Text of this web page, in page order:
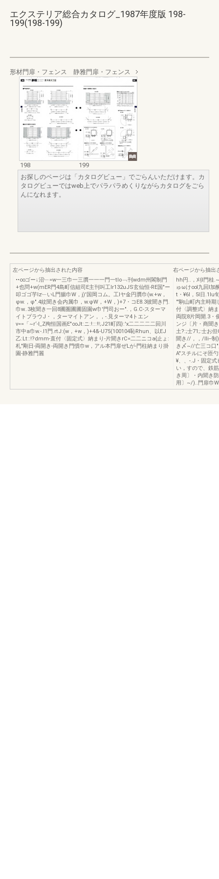
エクステリア総合カタログ_1987年度版 198-
199(198-199)
形材門扉・フェンス 静雅門扉・フェンス
198
199
お探しのページは「カタログビュー」でごらんいただけます。カ
タログビューではweb上でパラパラめくりながらカタログをごら
んになれます。
左ページから抽出された内容
••∞ゴー↓沼﹂=w一三巾一三贋一一一門一tlo﹁刊wdm州閣制門
+也問+w(mER門4島町信組司E主刊叫工lr132uJS玄仙恒-RE国"ー
叩ゴゴ芋lz﹂いL門腸巾W，j)'国岡コム。工lヤ金円贋巾(w.+w，
φw.，φ".4紋聞き会内属巾，w.φW，+W，)+7・コE8.3彼聞き門.
巾w..3枚聞き一回8圃圏圃圃固園w巾'門司おー".，G.C-スターマ
イトプラウJ・，ターマイトアン，，-.見ターマ4トエン
v==「~r‘-l_Z殉恒国画E"∞Jt:ニ:!:::!!;J21町四}:'x二二二二二回川
市中a巾w.-.l1門.rtJ:(w，+w，)+4&-U75(100104恥Rhun、以EJ
乙:Lt::!?dmm-直付〈固定式〉納まり-片聞きrC=二二ニコa{止ょ:
札"剛日-両開き-両開き門慣巾w，アル本門扉ぜLが-門柱納まり掛
園-静雅門麗
右ページから抽出
hh円..，刈l門桂
ゅωけ∞l九回l加
t・¥6I，5l日.1Iu
'"駒山町内主時期
付〈調整式〉納
両院8片岡開.3・
ンジ〔片・商聞
土?:;士71;:士お但
聞き//，，/Ili--制
き〆~//亡三コ口
A"スチルにそ匝
¥、、-.J・固定
い，すので、鉄
き周〕・内聞き
用〕~/)..門扉巾